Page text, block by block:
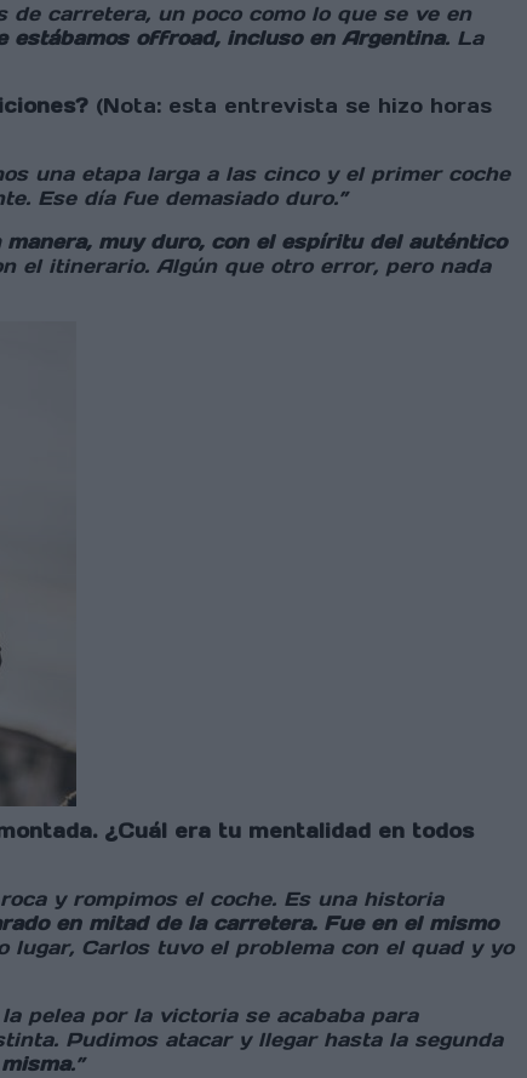
carretera, un poco como lo que se ve en
estábamos offroad, incluso en Argentina. La
(Nota: esta entrevista se hizo horas
una etapa larga a las cinco y el primer coche
Ese día fue demasiado duro.”
muy duro, con el espíritu del auténtico
el itinerario. Algún que otro error, pero nada
¿Cuál era tu mentalidad en todos
y rompimos el coche. Es una historia
en mitad de la carretera. Fue en el mismo
lugar, Carlos tuvo el problema con el quad y yo
pelea por la victoria se acababa para
Pudimos atacar y llegar hasta la segunda
.”